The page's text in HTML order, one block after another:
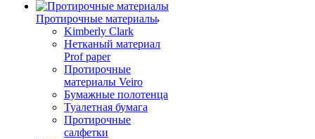
Протирочные материалы
Kimberly Clark
Нетканый материал
Prof paper
Протирочные
материалы Veiro
Бумажные полотенца
Туалетная бумага
Протирочные
салфетки